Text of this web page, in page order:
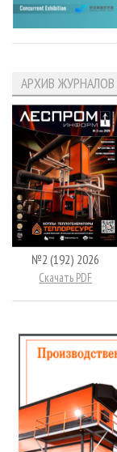
АРХИВ ЖУРНАЛОВ
№2 (192) 2026
Скачать PDF